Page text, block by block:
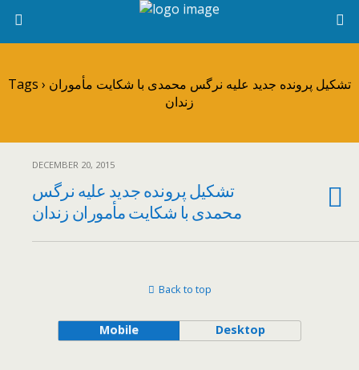
Tags › تشکیل پرونده جدید علیه نرگس محمدی با شکایت مأموران
زندان
DECEMBER 20, 2015
تشکیل پرونده جدید علیه نرگس
محمدی با شکایت مأموران زندان
Back to top
Mobile Desktop